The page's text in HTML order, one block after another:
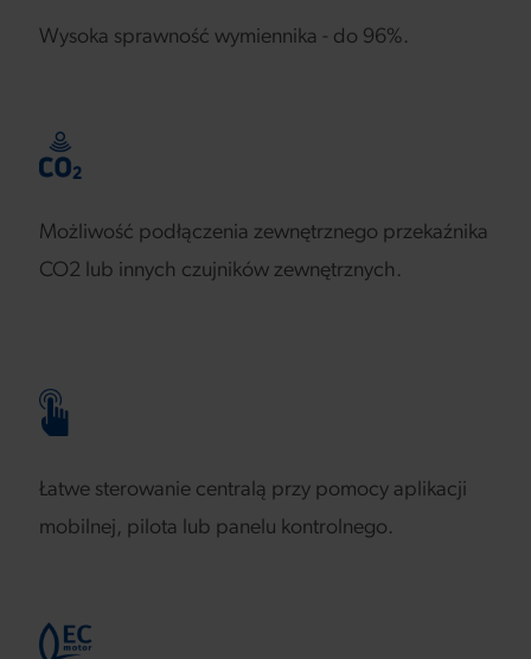
Wysoka sprawność wymiennika - do 96%.
Możliwość podłączenia zewnętrznego przekaźnika
CO2 lub innych czujników zewnętrznych.
Łatwe sterowanie centralą przy pomocy aplikacji
mobilnej, pilota lub panelu kontrolnego.